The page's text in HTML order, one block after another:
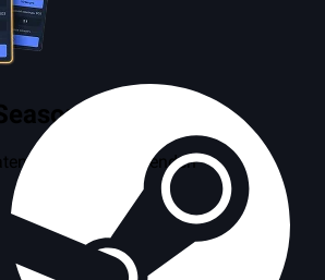
2
en strijd met vrienden